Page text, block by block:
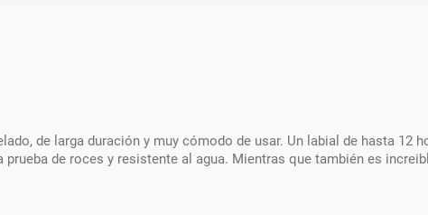
de larga duración y muy cómodo de usar. Un labial de hasta 12
de roces y resistente al agua. Mientras que también es